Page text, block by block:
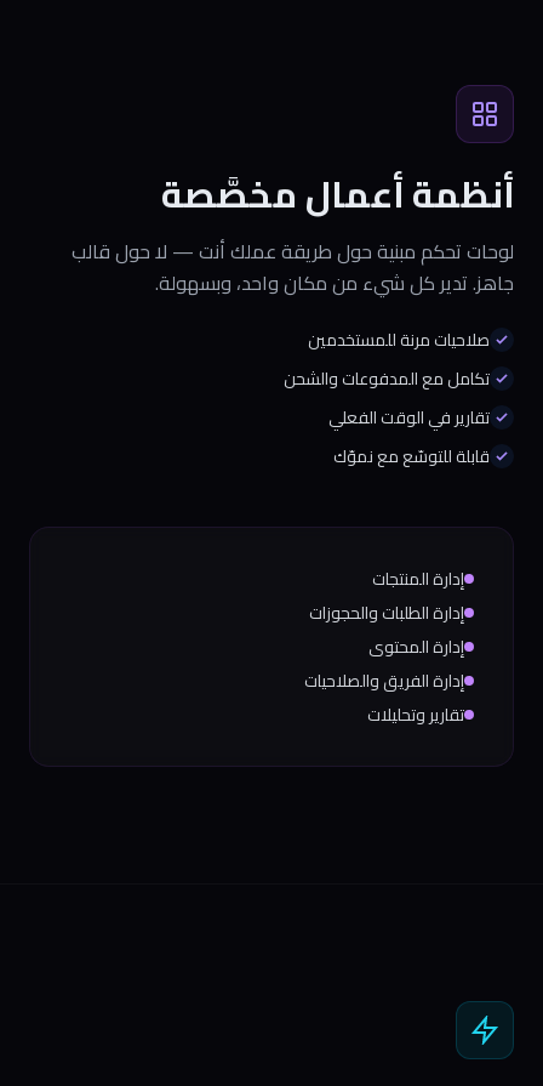
إدارة المنتجات
إدارة الطلبات والحجوزات
إدارة المحتوى
إدارة الفريق والصلاحيات
تقارير وتحليلات
أنظمة أعمال مخصَّصة
لوحات تحكم مبنية حول طريقة عملك أنت — لا حول قالب
جاهز. تدير كل شيء من مكان واحد، وبسهولة.
صلاحيات مرنة للمستخدمين
تكامل مع المدفوعات والشحن
تقارير في الوقت الفعلي
قابلة للتوسّع مع نموّك